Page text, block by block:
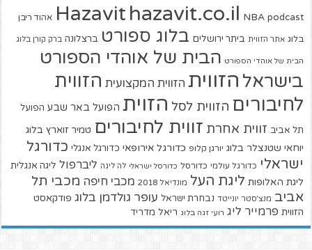
Hazavit hazavit.co.il NBA podcast אהוד ריבן
בלוג אתר הזווית ביתר ירושלים בלוג ספורט ברצלונה ברק קורן בלוג
הבית של אוהדי הספורט הבית של אוהדי הספורט
בישראל הזווית הזווית המקצועית הזווית
לחיבורים הזווית לסל הזוית הפועל באר שבע הפועל
תל אביב זווית אחרת זווית לחיבורים טמיר זוארץ בלוג
יוחאי שטנצלר בלוג יורגן קלופ כדורגל אירופאי כדורגל אנגלי כדורגל
ישראלי כדורגל עולמי כדורסל כדורסל ישראלי לה ליגה ליברפול ליגה אנגלית
ליגת האלופות ליגת העל מונדיאל 2018 מכבי חיפה מכבי תל
אביב מנצ'סטר יונייטד נבחרת ישראל עופר גולדמן בלוג פודקאסט
הזווית פרמייר ליג רועי זגה בלוג ריאל מדריד